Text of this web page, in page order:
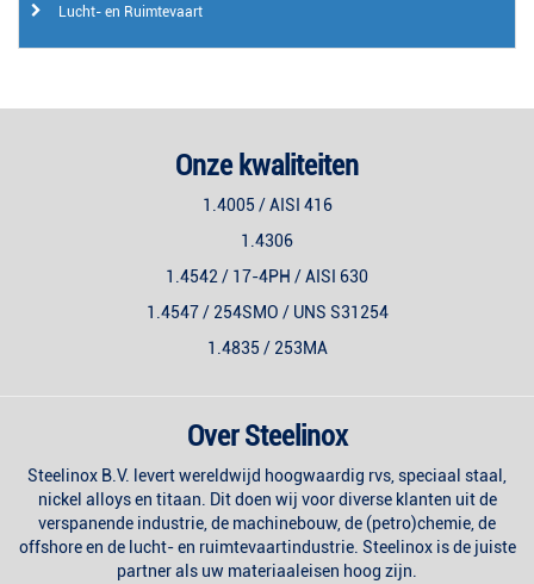
Lucht- en Ruimtevaart
Onze kwaliteiten
1.4005 / AISI 416
1.4306
1.4542 / 17-4PH / AISI 630
1.4547 / 254SMO / UNS S31254
1.4835 / 253MA
Over Steelinox
Steelinox B.V. levert wereldwijd hoogwaardig rvs, speciaal staal,
nickel alloys en titaan. Dit doen wij voor diverse klanten uit de
verspanende industrie, de machinebouw, de (petro)chemie, de
offshore en de lucht- en ruimtevaartindustrie. Steelinox is de juiste
partner als uw materiaaleisen hoog zijn.